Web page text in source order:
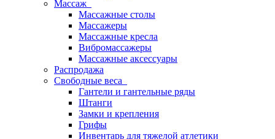
Массаж
Массажные столы
Массажеры
Массажные кресла
Вибромассажеры
Массажные аксессуары
Распродажа
Свободные веса
Гантели и гантельные ряды
Штанги
Замки и крепления
Грифы
Инвентарь для тяжелой атлетики